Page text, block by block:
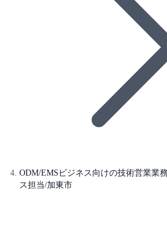
ODM/EMSビジネス向けの技術営業業
ス担当/加東市